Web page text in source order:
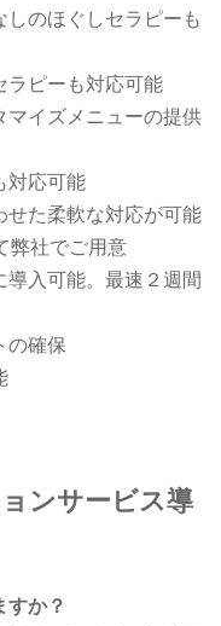
しのほぐしセラピーも
ラピーも対応可能
マイズメニューの提供
対応可能
せた柔軟な対応が可能
弊社でご用意
導入可能。最速２週間
の確保
ンサービス導
すか？